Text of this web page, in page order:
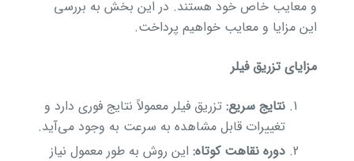
و معایب خاص خود هستند. در این بخش به بررسی
این مزایا و معایب خواهیم پرداخت.
مزایای تزریق فیلر
نتایج سریع:تزریق فیلر معمولاً نتایج فوری دارد و
تغییرات قابل مشاهده به سرعت به وجود می‌آید.
دوره نقاهت کوتاه:این روش به طور معمول نیاز